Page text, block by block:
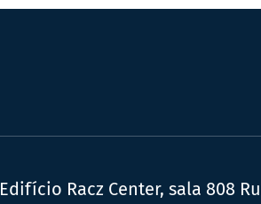
Edifício Racz Center, sala 808